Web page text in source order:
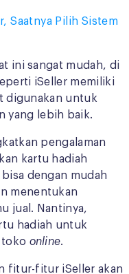
Saatnya Pilih Sistem
ini sangat mudah, di
iSeller memiliki
digunakan untuk
yang lebih baik.
pengalaman
kartu hadiah
dengan mudah
menentukan
jual. Nantinya,
hadiah untuk
toko online.
fitur-fitur iSeller akan